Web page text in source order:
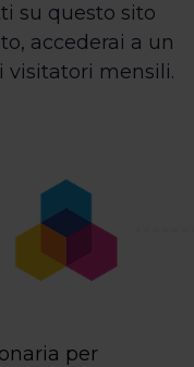
su questo sito
accederai a un
visitatori mensili.
per